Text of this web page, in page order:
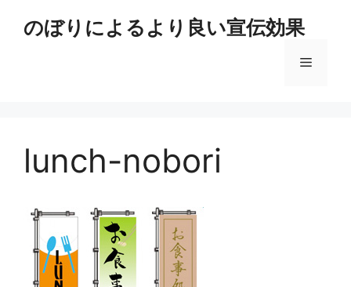
のぼりによるより良い宣伝効果
メ
lunch-nobori